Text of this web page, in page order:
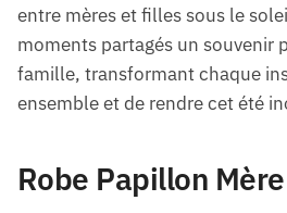
entre mères et filles sous le
moments partagés un souvenir
famille, transformant chaque
ensemble et de rendre cet été
Robe Papillon